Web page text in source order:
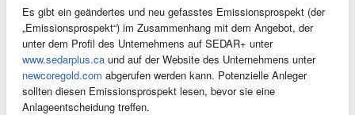
Es gibt ein geändertes und neu gefasstes Emissionsprospekt (der
„Emissionsprospekt“) im Zusammenhang mit dem Angebot, der
unter dem Profil des Unternehmens auf SEDAR+ unter
www.sedarplus.ca und auf der Website des Unternehmens unter
newcoregold.com abgerufen werden kann. Potenzielle Anleger
sollten diesen Emissionsprospekt lesen, bevor sie eine
Anlageentscheidung treffen.